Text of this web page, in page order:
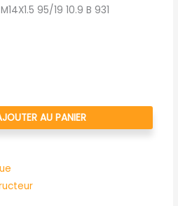
95/19 10.9 B 931
AU PANIER